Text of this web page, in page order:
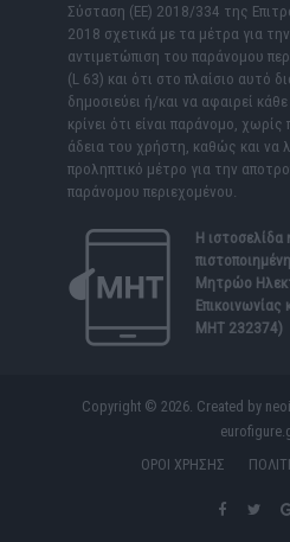
Σύσταση (ΕΕ) 2018/334 της
2018 σχετικά με τα μέτρα για
αντιμετώπιση του παράνομου
(L 63) και ότι στο πλαίσιο αυτό
δημοσιεύει ή/και να αφαιρεί
κρίνει ότι είναι παράνομο,
άδεια του χρήστη, καθώς και να
προληπτικό μέτρο για την
παράνομου περιεχομένου.
Η ιστοσελίδα
Μητρώο
ΜΗΤ 232374)
Copyright © 2026. Created by
ΟΡΟΙ ΧΡΗΣΗΣ